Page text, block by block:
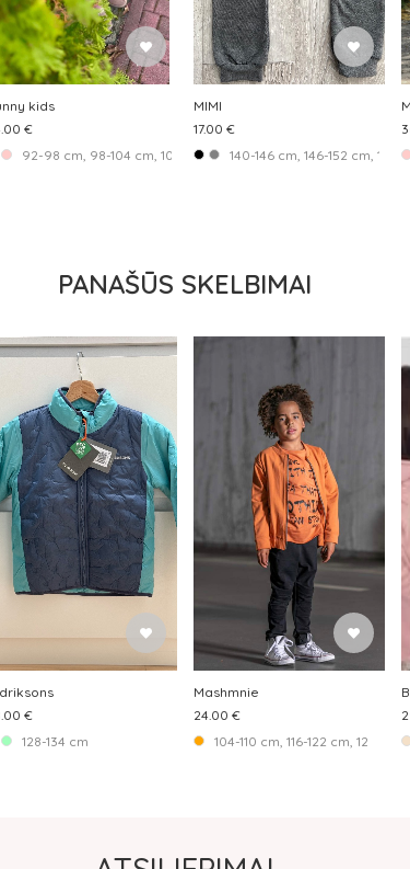
kids
€
92-98 cm, 98-104 cm, 104-110 cm
MIMI
17.00 €
140-146 cm, 146-152 cm, 152-
PANAŠŪS SKELBIMAI
€
128-134 cm
Mashmnie
24.00 €
104-110 cm, 116-122 cm, 128-134